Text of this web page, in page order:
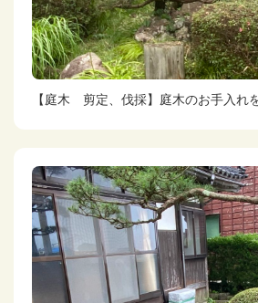
【庭木 剪定、伐採】庭木のお手入れ